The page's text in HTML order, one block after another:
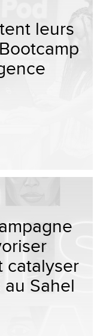
leurs
catalyser
Sahel